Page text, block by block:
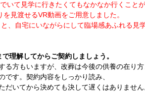
いて見学に行きたくてもなかなか行くこと
見渡せるVR動画をご用意しました。
、自宅にいながらにして臨場感あふれる見
理解してからご契約しましょう。
る方もいますが、改葬は今後の供養の在り
す。契約内容をしっかり読み、
だいてから決めても決して遅くはありません